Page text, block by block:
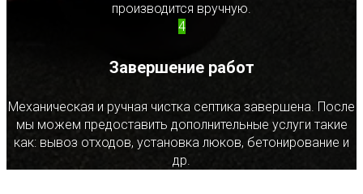
производится вручную.
4
Завершение работ
Механическая и ручная чистка септика завершена. После
мы можем предоставить дополнительные услуги такие
как: вывоз отходов, установка люков, бетонирование и
др.